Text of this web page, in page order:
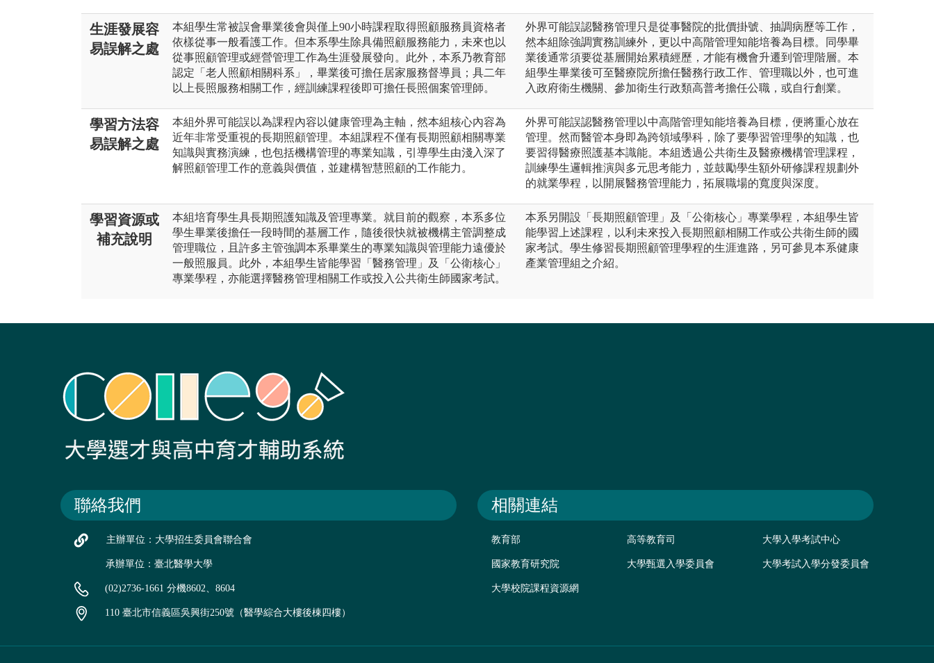
生涯發展容
易誤解之處
本組學生常被誤會畢業後會與僅上90小時課程取得照顧服務員資格者
依樣從事一般看護工作。但本系學生除具備照顧服務能力，未來也以
從事照顧管理或經營管理工作為生涯發展發向。此外，本系乃教育部
認定「老人照顧相關科系」，畢業後可擔任居家服務督導員；具二年
以上長照服務相關工作，經訓練課程後即可擔任長照個案管理師。
外界可能誤認醫務管理只是從事醫院的批價掛號、抽調病歷等工作，
然本組除強調實務訓練外，更以中高階管理知能培養為目標。同學畢
業後通常須要從基層開始累積經歷，才能有機會升遷到管理階層。本
組學生畢業後可至醫療院所擔任醫務行政工作、管理職以外，也可進
入政府衛生機關、參加衛生行政類高普考擔任公職，或自行創業。
學習方法容
易誤解之處
本組外界可能誤以為課程內容以健康管理為主軸，然本組核心內容為
近年非常受重視的長期照顧管理。本組課程不僅有長期照顧相關專業
知識與實務演練，也包括機構管理的專業知識，引導學生由淺入深了
解照顧管理工作的意義與價值，並建構智慧照顧的工作能力。
外界可能誤認醫務管理以中高階管理知能培養為目標，便將重心放在
管理。然而醫管本身即為跨領域學科，除了要學習管理學的知識，也
要習得醫療照護基本識能。本組透過公共衛生及醫療機構管理課程，
訓練學生邏輯推演與多元思考能力，並鼓勵學生額外研修課程規劃外
的就業學程，以開展醫務管理能力，拓展職場的寬度與深度。
學習資源或
補充說明
本組培育學生具長期照護知識及管理專業。就目前的觀察，本系多位
學生畢業後擔任一段時間的基層工作，隨後很快就被機構主管調整成
管理職位，且許多主管強調本系畢業生的專業知識與管理能力遠優於
一般照服員。此外，本組學生皆能學習「醫務管理」及「公衛核心」
專業學程，亦能選擇醫務管理相關工作或投入公共衛生師國家考試。
本系另開設「長期照顧管理」及「公衛核心」專業學程，本組學生皆
能學習上述課程，以利未來投入長期照顧相關工作或公共衛生師的國
家考試。學生修習長期照顧管理學程的生涯進路，另可參見本系健康
產業管理組之介紹。
聯絡我們
主辦單位：大學招生委員會聯合會
承辦單位：臺北醫學大學
(02)2736-1661 分機8602、8604
110 臺北市信義區吳興街250號（醫學綜合大樓後棟四樓）
相關連結
教育部 高等教育司 大學入學考試中心
國家教育研究院 大學甄選入學委員會 大學考試入學分發委員會
大學校院課程資源網